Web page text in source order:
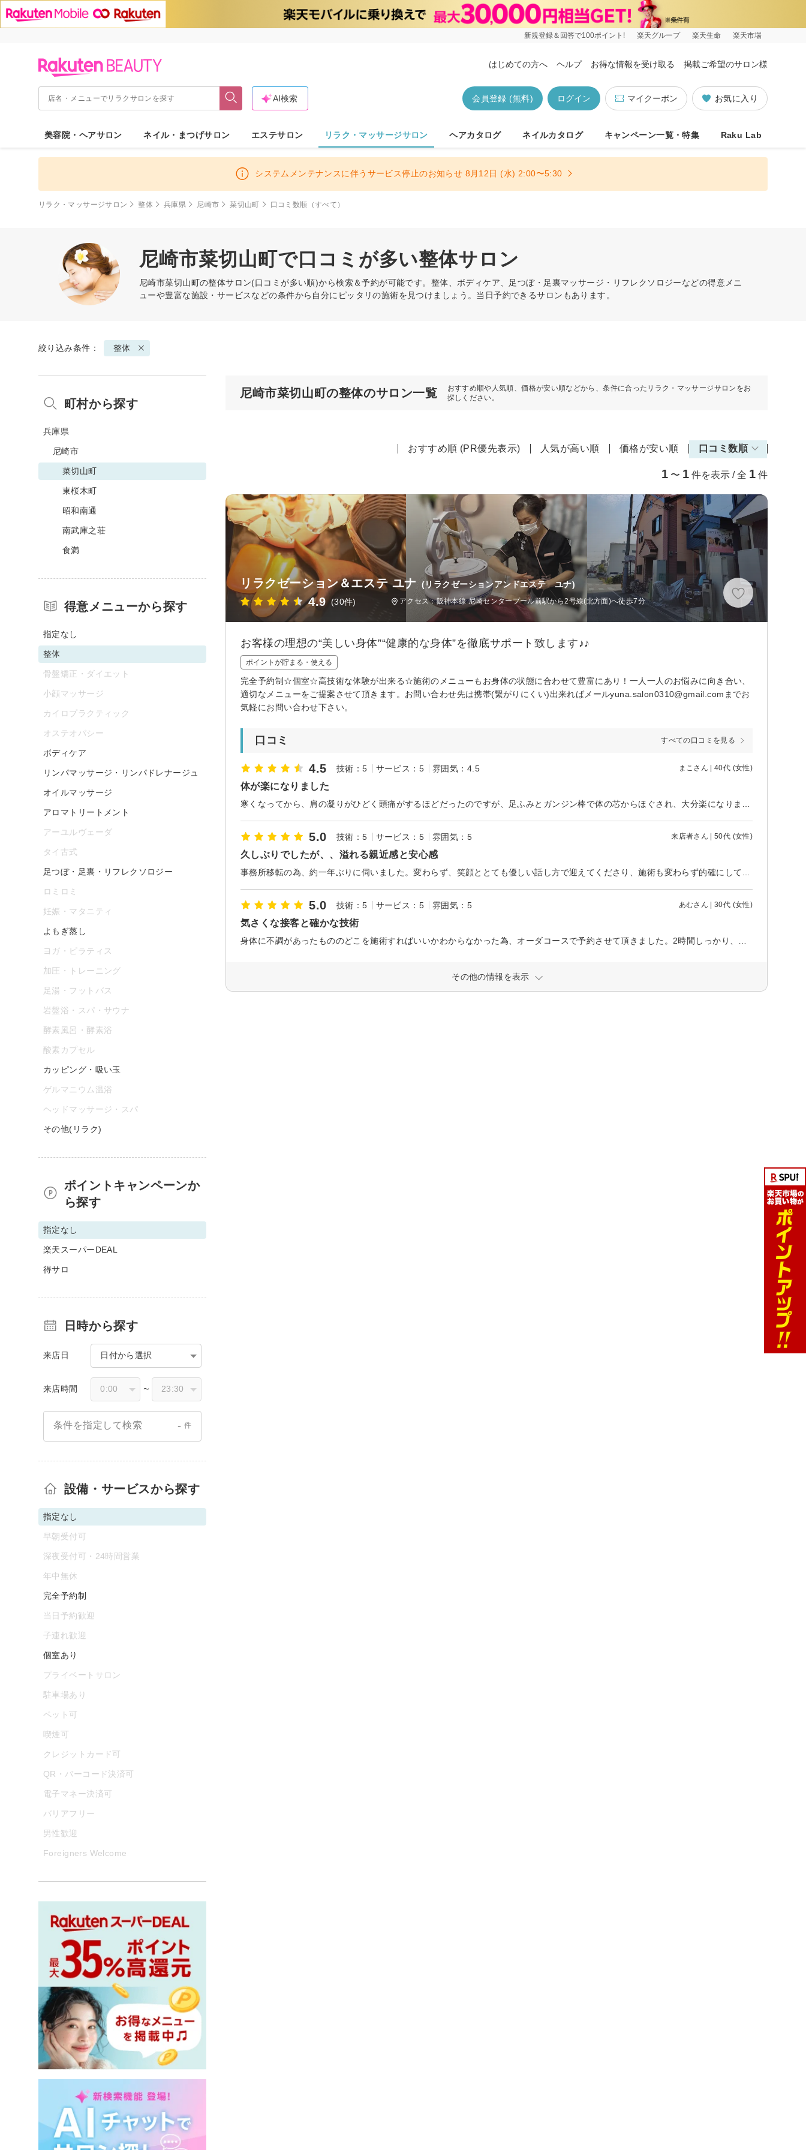
新規登録＆回答で100ポイント! 楽天グループ 楽天生命 楽天市場
はじめての方へ ヘルプ お得な情報を受け取る 掲載ご希望のサロン様
お気に入り
マイクーポン
ログイン
会員登録 (無料)
AI検索
美容院・ヘアサロン ネイル・まつげサロン エステサロン リラク・マッサージサロン ヘアカタログ ネイルカタログ キャンペーン一覧・特集 Raku Lab
システムメンテナンスに伴うサービス停止のお知らせ 8月12日 (水) 2:00〜5:30
リラク・マッサージサロン 整体 兵庫県 尼崎市 菜切山町 口コミ数順（すべて）
尼崎市菜切山町で口コミが多い整体サロン
尼崎市菜切山町の整体サロン(口コミが多い順)から検索＆予約が可能です。整体、ボディケア、足つぼ・足裏マッサージ・リフレクソロジーなどの得意メニ
ューや豊富な施設・サービスなどの条件から自分にピッタリの施術を見つけましょう。当日予約できるサロンもあります。
絞り込み条件： 整体
尼崎市菜切山町の整体のサロン一覧
おすすめ順や人気順、価格が安い順などから、条件に合ったリラク・マッサージサロンをお
探しください。
おすすめ順 (PR優先表示) 人気が高い順 価格が安い順 口コミ数順
1 〜 1 件を表示 / 全 1 件
リラクゼーション＆エステ ユナ (リラクゼーションアンドエステ ユナ)
4.9 (30件) アクセス：阪神本線 尼崎センタープール前駅から2号線(北方面)へ徒歩7分
お客様の理想の“美しい身体”“健康的な身体”を徹底サポート致します♪♪
ポイントが貯まる・使える
完全予約制☆個室☆高技術な体験が出来る☆施術のメニューもお身体の状態に合わせて豊富にあり！一人一人のお悩みに向き合い、
適切なメニューをご提案させて頂きます。お問い合わせ先は携帯(繋がりにくい)出来ればメールyuna.salon0310@gmail.comまでお
気軽にお問い合わせ下さい。
口コミ すべての口コミを見る
4.5 技術：5 サービス：5 雰囲気：4.5 まこさん | 40代 (女性)
体が楽になりました
5.0 技術：5 サービス：5 雰囲気：5 来店者さん | 50代 (女性)
久しぶりでしたが、、溢れる親近感と安心感
5.0 技術：5 サービス：5 雰囲気：5 あむさん | 30代 (女性)
気さくな接客と確かな技術
その他の情報を表示
町村から探す
兵庫県
尼崎市
菜切山町
東桜木町
昭和南通
南武庫之荘
食満
得意メニューから探す
指定なし
整体
骨盤矯正・ダイエット
小顔マッサージ
カイロプラクティック
オステオパシー
ボディケア
リンパマッサージ・リンパドレナージュ
オイルマッサージ
アロマトリートメント
アーユルヴェーダ
タイ古式
足つぼ・足裏・リフレクソロジー
ロミロミ
妊娠・マタニティ
よもぎ蒸し
ヨガ・ピラティス
加圧・トレーニング
足湯・フットバス
岩盤浴・スパ・サウナ
酵素風呂・酵素浴
酸素カプセル
カッピング・吸い玉
ゲルマニウム温浴
ヘッドマッサージ・スパ
その他(リラク)
ポイントキャンペーンか
ら探す
指定なし
楽天スーパーDEAL
得サロ
日時から探す
来店日 日付から選択
来店時間 〜
条件を指定して検索 - 件
設備・サービスから探す
指定なし
早朝受付可
深夜受付可・24時間営業
年中無休
完全予約制
当日予約歓迎
子連れ歓迎
個室あり
プライベートサロン
駐車場あり
ペット可
喫煙可
クレジットカード可
QR・バーコード決済可
電子マネー決済可
バリアフリー
男性歓迎
Foreigners Welcome